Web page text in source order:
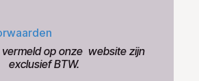
vermeld op onze ​website zijn
exclusief BTW.